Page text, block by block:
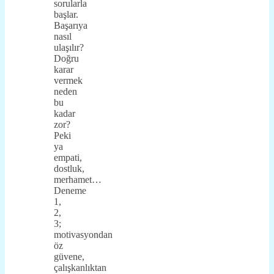
sorularla
başlar.
Başarıya
nasıl
ulaşılır?
Doğru
karar
vermek
neden
bu
kadar
zor?
Peki
ya
empati,
dostluk,
merhamet…
Deneme
1,
2,
3;
motivasyondan
öz
güvene,
çalışkanlıktan